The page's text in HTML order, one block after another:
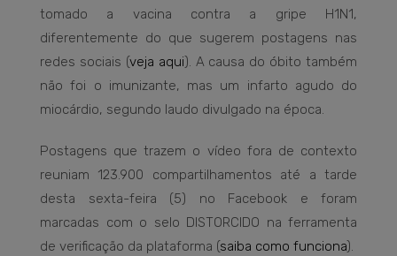
tomado a vacina contra a gripe H1N1,
diferentemente do que sugerem postagens nas
redes sociais (veja aqui). A causa do óbito também
não foi o imunizante, mas um infarto agudo do
miocárdio, segundo laudo divulgado na época.
Postagens que trazem o vídeo fora de contexto
reuniam 123.900 compartilhamentos até a tarde
desta sexta-feira (5) no Facebook e foram
marcadas com o selo DISTORCIDO na ferramenta
de verificação da plataforma (saiba como funciona).